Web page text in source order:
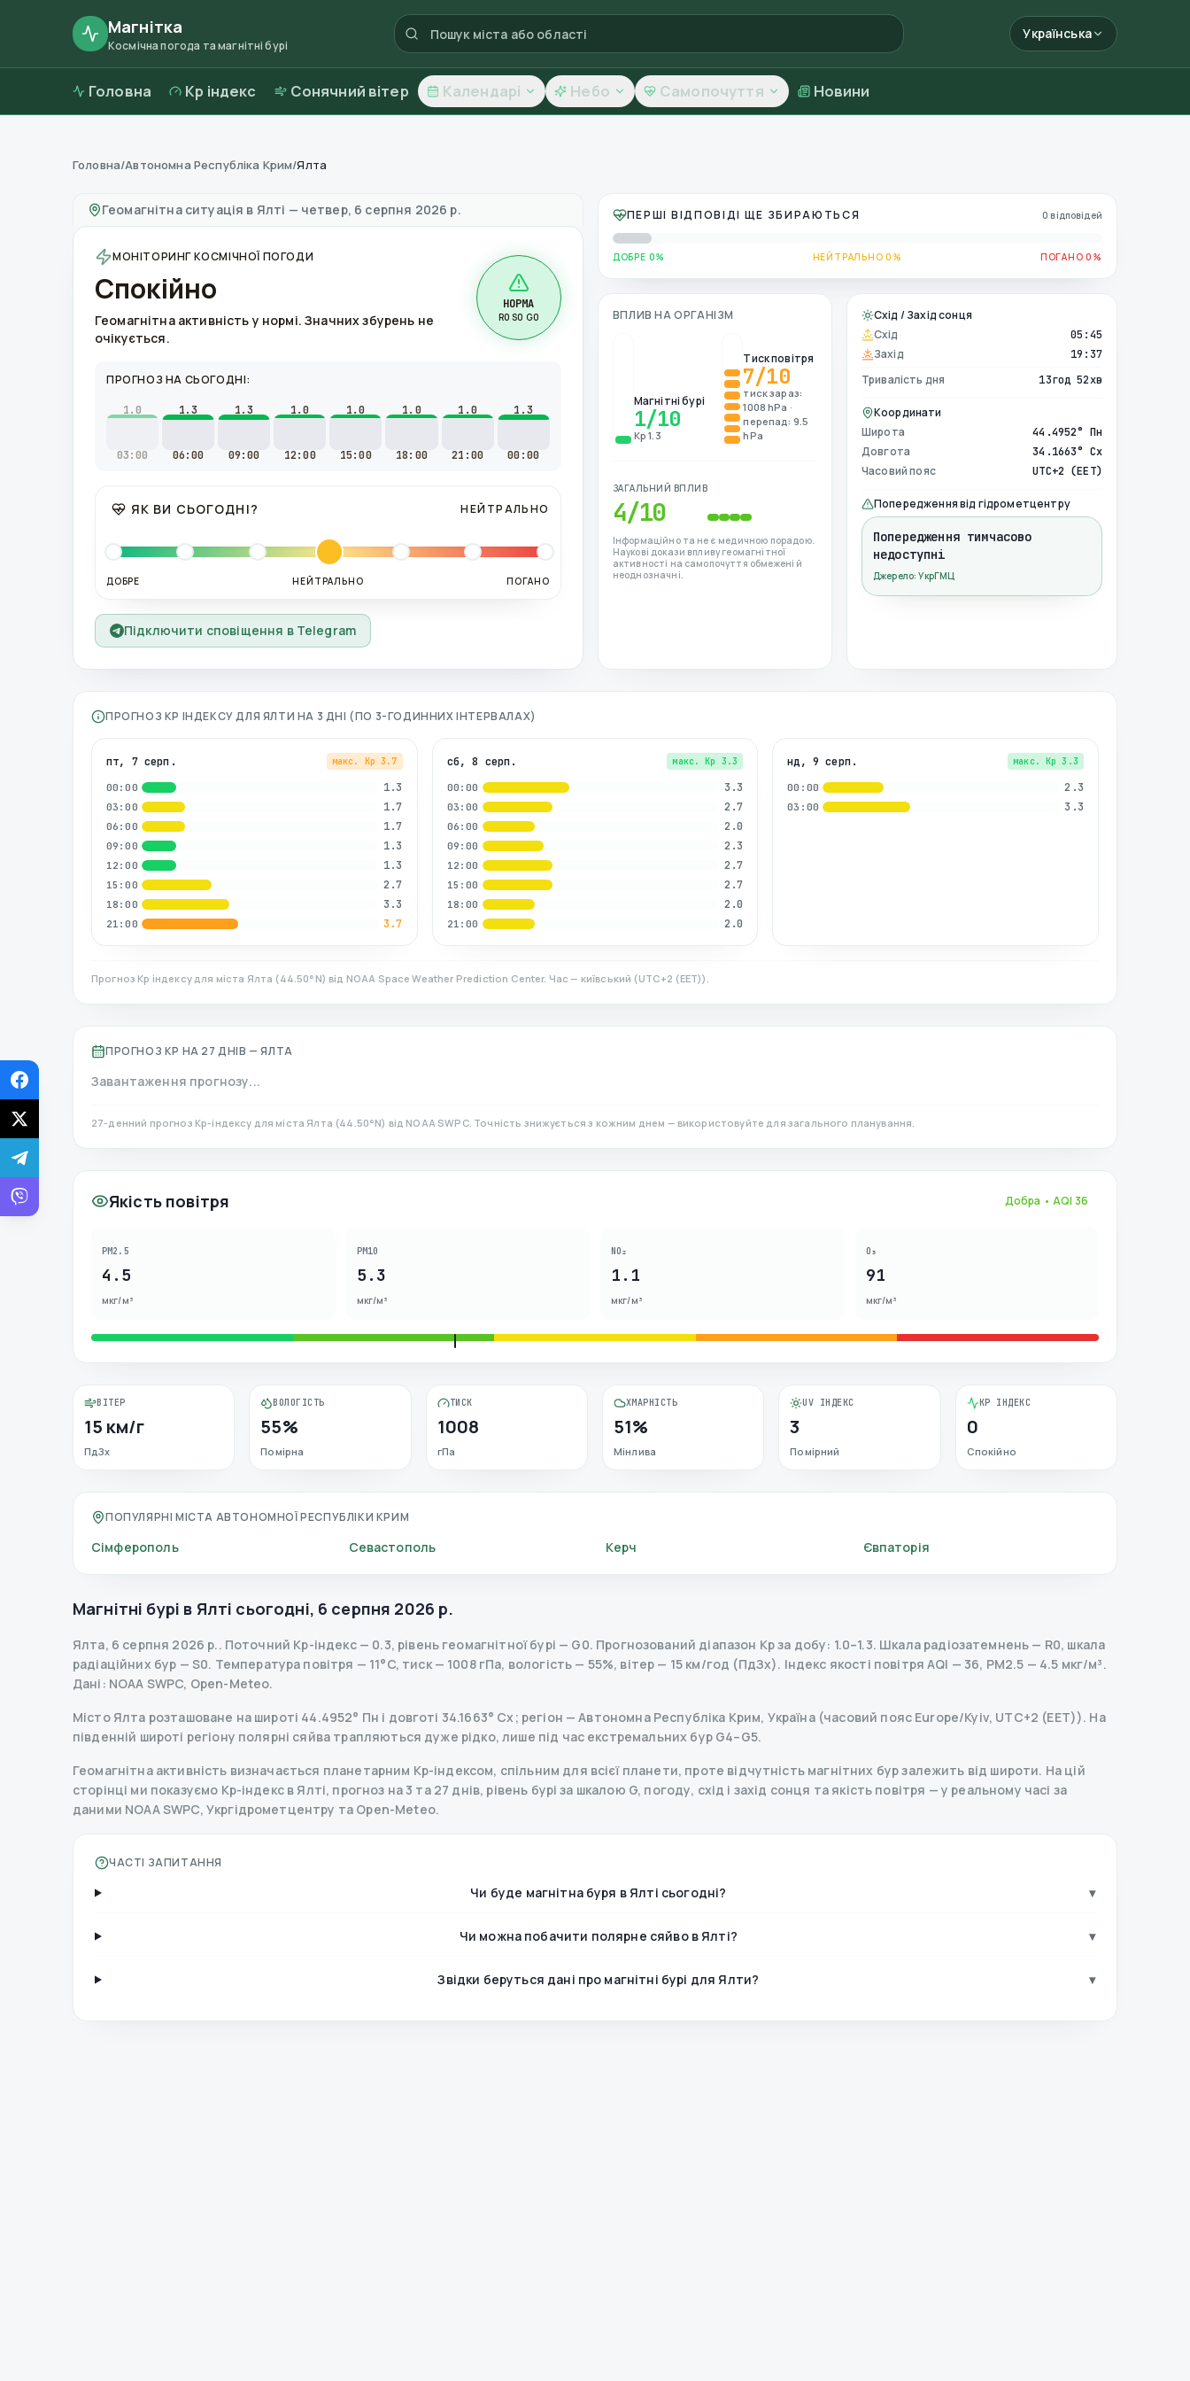
Магнітка
Космічна погода та магнітні бурі
Українська
Головна Kp індекс Сонячний вітер Календарі Небо Самопочуття Новини
Магнітні бурі вЯлті—погода та якість повітря
Головна/Автономна Республіка Крим/Ялта
Геомагнітна ситуація в Ялті — четвер, 6 серпня 2026 р.
МОНІТОРИНГ КОСМІЧНОЇ ПОГОДИ
Спокійно
Геомагнітна активність у нормі. Значних збурень не
очікується.
НОРМА
R0 S0 G0
ПРОГНОЗ НА СЬОГОДНІ:
1.0
03:00
1.3
06:00
1.3
09:00
1.0
12:00
1.0
15:00
1.0
18:00
1.0
21:00
1.3
00:00
ЯК ВИ СЬОГОДНІ? НЕЙТРАЛЬНО
ДОБРЕ НЕЙТРАЛЬНО ПОГАНО
Підключити сповіщення в Telegram
ПЕРШІ ВІДПОВІДІ ЩЕ ЗБИРАЮТЬСЯ 0 відповідей
ДОБРЕ 0% НЕЙТРАЛЬНО 0% ПОГАНО 0%
ВПЛИВ НА ОРГАНІЗМ
Магнітні бурі
1/10
Kp 1.3
Тиск повітря
7/10
тиск зараз:
1008 hPa ·
перепад: 9.5
hPa
ЗАГАЛЬНИЙ ВПЛИВ
4/10
Інформаційно та не є медичною порадою.
Наукові докази впливу геомагнітної
активності на самопочуття обмежені й
неоднозначні.
Схід / Захід сонця
Схід
05:45
Захід 19:37
Тривалість дня 13год 52хв
Координати
Широта
44.4952° Пн
Довгота 34.1663° Сх
Часовий пояс UTC+2 (EET)
Попередження від гідрометцентру
Попередження тимчасово
недоступні
Джерело: УкрГМЦ
ПРОГНОЗ KP ІНДЕКСУ ДЛЯ ЯЛТИ НА 3 ДНІ (ПО 3-ГОДИННИХ ІНТЕРВАЛАХ)
пт, 7 серп. макс. Kp 3.7
00:00 1.3
03:00 1.7
06:00 1.7
09:00 1.3
12:00 1.3
15:00 2.7
18:00 3.3
21:00 3.7
сб, 8 серп. макс. Kp 3.3
00:00 3.3
03:00 2.7
06:00 2.0
09:00 2.3
12:00 2.7
15:00 2.7
18:00 2.0
21:00 2.0
нд, 9 серп. макс. Kp 3.3
00:00 2.3
03:00 3.3
Прогноз Kp індексу для міста Ялта (44.50°N) від NOAA Space Weather Prediction Center. Час — київський (UTC+2 (EET)).
ПРОГНОЗ KP НА 27 ДНІВ — ЯЛТА
Завантаження прогнозу...
27-денний прогноз Kp-індексу для міста Ялта (44.50°N) від NOAA SWPC. Точність знижується з кожним днем — використовуйте для загального планування.
Якість повітря Добра • AQI 36
PM2.5
4.5
мкг/м³
PM10
5.3
мкг/м³
NO₂
1.1
мкг/м³
O₃
91
мкг/м³
ВІТЕР
15 км/г
ПдЗх
ВОЛОГІСТЬ
55%
Помірна
ТИСК
1008
гПа
ХМАРНІСТЬ
51%
Мінлива
UV ІНДЕКС
3
Помірний
KP ІНДЕКС
0
Спокійно
ПОПУЛЯРНІ МІСТА АВТОНОМНОЇ РЕСПУБЛІКИ КРИМ
Сімферополь Севастополь Керч Євпаторія
Магнітні бурі в Ялті сьогодні, 6 серпня 2026 р.
Ялта, 6 серпня 2026 р.. Поточний Kp-індекс— 0.3, рівень геомагнітної бурі — G0. Прогнозований діапазон Kp за добу: 1.0–1.3. Шкала радіозатемнень — R0, шкала
радіаційних бур — S0. Температура повітря — 11°C, тиск — 1008 гПа, вологість — 55%, вітер — 15 км/год (ПдЗх). Індекс якості повітря AQI — 36, PM2.5 — 4.5 мкг/м³.
Дані : NOAA SWPC, Open-Meteo.
Місто Ялта розташоване на широті 44.4952° Пн і довготі 34.1663° Сх; регіон — Автономна Республіка Крим, Україна (часовий пояс Europe/Kyiv, UTC+2 (EET)). На
південній широті регіону полярні сяйва трапляються дуже рідко, лише під час екстремальних бур G4–G5.
Геомагнітна активність визначається планетарним Kp-індексом, спільним для всієї планети, проте відчутність магнітних бур залежить від широти. На цій
сторінці ми показуємо Kp-індекс в Ялті, прогноз на 3 та 27 днів, рівень бурі за шкалою G, погоду, схід і захід сонця та якість повітря — у реальному часі за
даними NOAA SWPC, Укргідрометцентру та Open-Meteo.
ЧАСТІ ЗАПИТАННЯ
Чи буде магнітна буря в Ялті сьогодні? ▾
Чи можна побачити полярне сяйво в Ялті? ▾
Звідки беруться дані про магнітні бурі для Ялти? ▾